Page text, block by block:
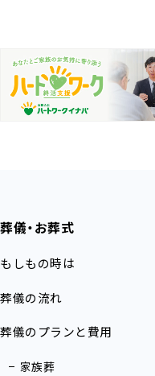
葬儀・お葬式
もしもの時は
葬儀の流れ
葬儀のプランと費用
家族葬